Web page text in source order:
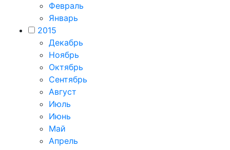
Февраль
Январь
2015
Декабрь
Ноябрь
Октябрь
Сентябрь
Август
Июль
Июнь
Май
Апрель